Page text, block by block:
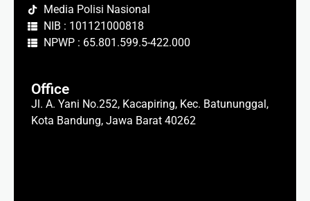
Media Polisi Nasional
NIB : 101121000818
NPWP : 65.801.599.5-422.000
Office
Jl. A. Yani No.252, Kacapiring, Kec. Batununggal,
Kota Bandung, Jawa Barat 40262